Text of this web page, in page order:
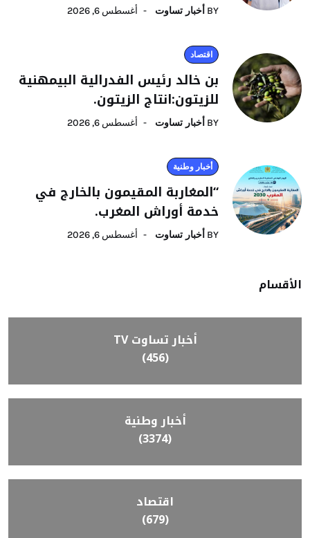
BY أخبار تساوت أغسطس 6, 2026
اقتصاد
بن خالد رئيس الفدرالية البيمهنية
للزيتون:انتاج الزيتون.
BY أخبار تساوت أغسطس 6, 2026
أخبار وطنية
“المغاربة المقيمون بالخارج في
خدمة أوراش المغرب.
BY أخبار تساوت أغسطس 6, 2026
الأقسام
أخبار تساوت TV
(456)
أخبار وطنية
(3374)
اقتصاد
(679)